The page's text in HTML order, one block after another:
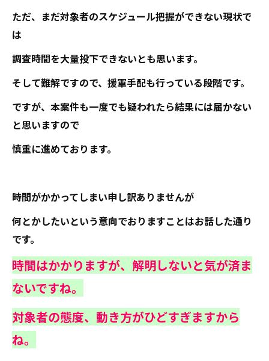
ただ、まだ対象者のスケジュール把握ができない現状で
は
調査時間を大量投下できないとも思います。
そして難解ですので、援軍手配も行っている段階です。
ですが、本案件も一度でも疑われたら結果には届かない
と思いますので
慎重に進めております。
時間がかかってしまい申し訳ありませんが
何とかしたいという意向でおりますことはお話した通り
です。
時間はかかりますが、解明しないと気が済ま
ないですね。
対象者の態度、動き方がひどすぎますから
ね。